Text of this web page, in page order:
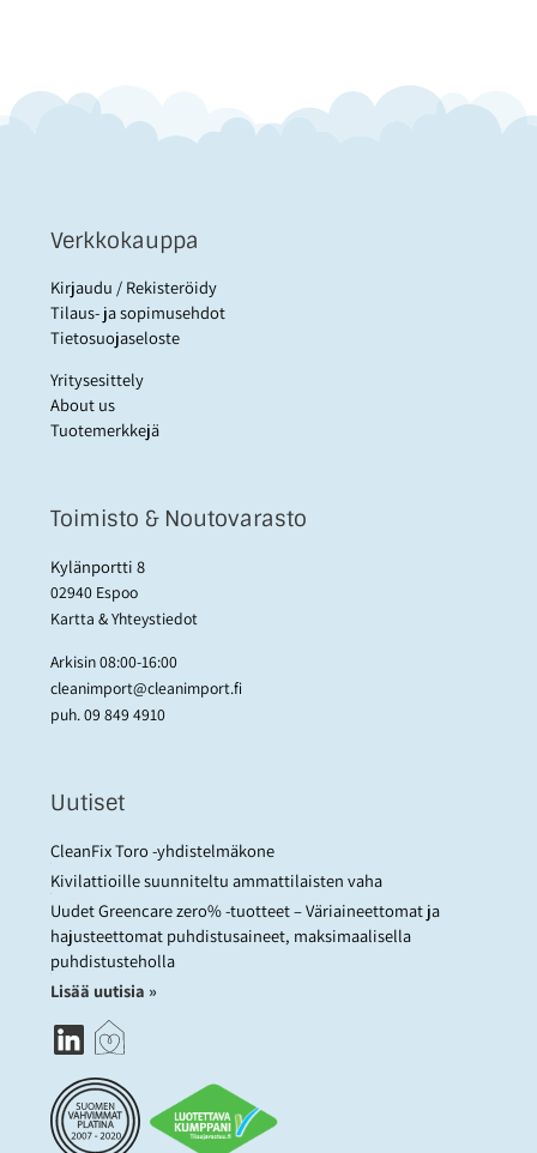
Verkkokauppa
Kirjaudu / Rekisteröidy
Tilaus- ja sopimusehdot
Tietosuojaseloste
Yritysesittely
About us
Tuotemerkkejä
Toimisto & Noutovarasto
Kylänportti 8
02940 Espoo
Kartta & Yhteystiedot
Arkisin 08:00-16:00
cleanimport@cleanimport.fi
puh.09 849 4910
Uutiset
CleanFix Toro -yhdistelmäkone
Kivilattioille suunniteltu ammattilaisten vaha
Uudet Greencare zero% -tuotteet – Väriaineettomat ja
hajusteettomat puhdistusaineet, maksimaalisella
puhdistusteholla
Lisää uutisia »